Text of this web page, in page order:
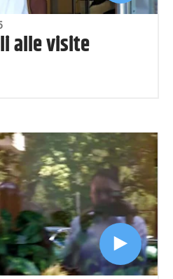
alle visite